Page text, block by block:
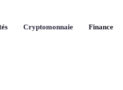
Cryptomonnaie Finance